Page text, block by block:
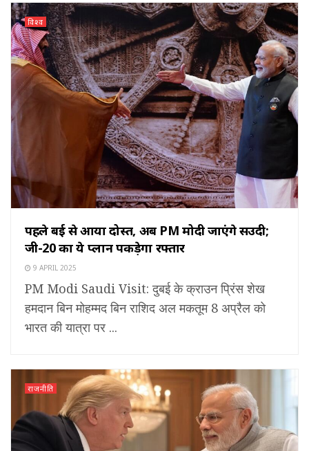
विश्व
पहले दुबई से आया दोस्त, अब PM मोदी जाएंगे सउदी;
जी-20 का ये प्लान पकड़ेगा रफ्तार
9 APRIL 2025
PM Modi Saudi Visit: दुबई के क्राउन प्रिंस शेख
हमदान बिन मोहम्मद बिन राशिद अल मकतूम 8 अप्रैल को
भारत की यात्रा पर ...
राजनीति